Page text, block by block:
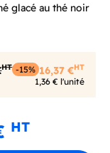
glacé au thé noir
HT -15% 16,37 €HT
1,36 € l'unité
HT